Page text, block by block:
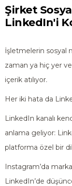
Şirket
LinkedIn'i
İşletmelerin sosyal
zaman ya hiç yer
içerik atılıyor.
Her iki hata da
LinkedIn kanalı
anlama geliyor:
platforma özel bir
Instagram’da
LinkedIn’de